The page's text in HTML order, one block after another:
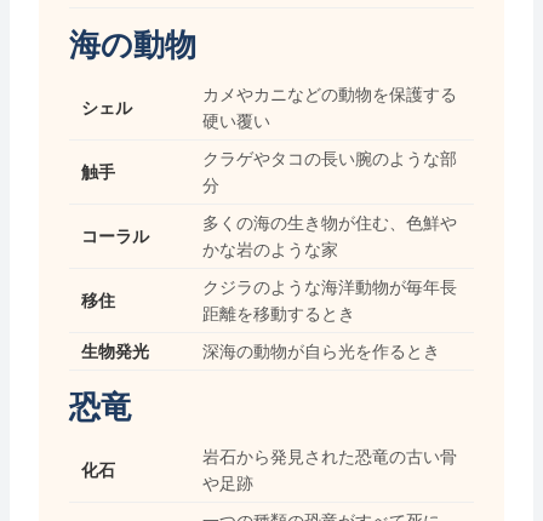
海の動物
シェル
カメやカニなどの動物を保護する
硬い覆い
触手
クラゲやタコの長い腕のような部
分
コーラル
多くの海の生き物が住む、色鮮や
かな岩のような家
移住
クジラのような海洋動物が毎年長
距離を移動するとき
生物発光
深海の動物が自ら光を作るとき
恐竜
化石
岩石から発見された恐竜の古い骨
や足跡